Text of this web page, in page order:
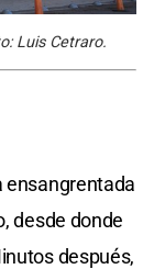
Luis Cetraro.
ensangrentada
desde donde
después,